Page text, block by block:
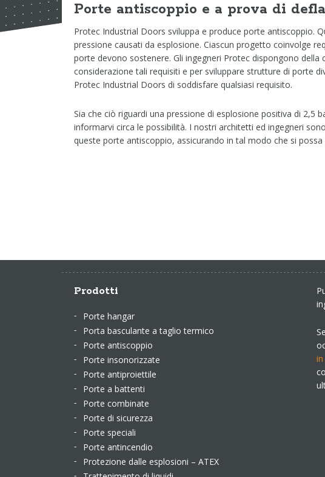
Porte antiscoppio e a prova di
Protec Industrial Doors sviluppa e produce porte antiscoppio.
pressione causati da esplosione. Ciascun progetto coinvolge
porte devono sostenere. Gli ingegneri Protec dispongono della
considerazione tali requisiti e per sviluppare strutture di porte
Protec Industrial Doors di soddisfare qualsiasi requisito.
Sia che ciò riguardi una pressione di esplosione positiva di 2,5
informarvi circa le possibilità. I nostri architetti ed ingegneri
queste porte antiscoppio, assicurando in tal modo che si possa
Prodotti
Porte hangar
Porta basculante a taglio termico
Porte antiscoppio
Porte insonorizzate
Porte antiproiettile
Porte a battenti
Porte combinate
Porte di sicurezza
Porte speciali
Porte antincendio
Protezione dalle esplosioni – ATEX